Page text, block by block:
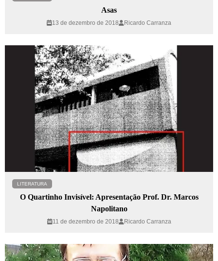
Asas
13 de dezembro de 2018 Ricardo Carranza
LITERATURA
O Quartinho Invisível: Apresentação Prof. Dr. Marcos
Napolitano
11 de dezembro de 2018 Ricardo Carranza